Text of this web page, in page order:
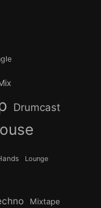
Drumcast
Lounge
Mixtape